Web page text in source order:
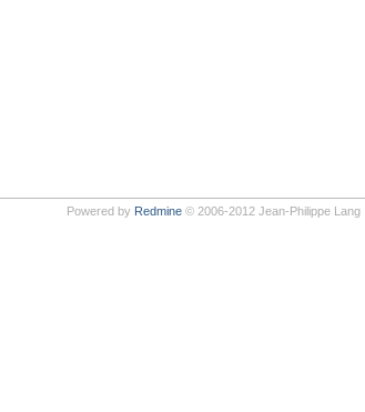
Powered by Redmine© 2006-2012 Jean-Philippe Lang